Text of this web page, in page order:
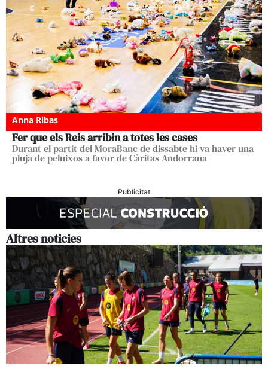
Anna Ribas
Fer que els Reis arribin a totes les cases
Durant el partit del MoraBanc de dissabte hi va haver una
pluja de peluixos a favor de Càritas Andorrana
Publicitat
Altres noticies